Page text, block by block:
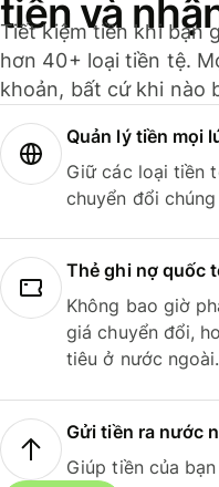
tiền và
Tiết kiệm tiền khi bạn
hơn 40+ loại tiền tệ.
khoản, bất cứ khi nào
Quản lý tiền mọi
Giữ các loại tiền
chuyển đổi
Thẻ ghi nợ quốc
Không bao giờ
giá chuyển đổi,
tiêu ở nước ngoài.
Gửi tiền ra nước
Giúp tiền của